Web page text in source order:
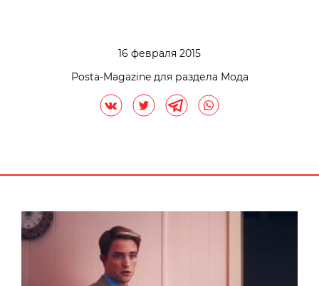
16 февраля 2015
Posta-Magazine для раздела Мода